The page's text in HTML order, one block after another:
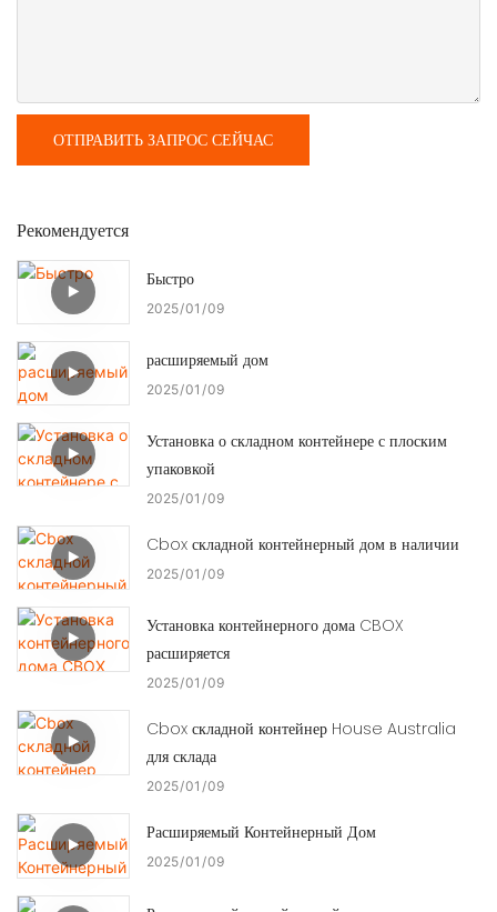
ОТПРАВИТЬ ЗАПРОС СЕЙЧАС
Рекомендуется
Быстро
2025 01 09
расширяемый дом
2025 01 09
Установка о складном контейнере с плоским
упаковкой
2025 01 09
Cbox складной контейнерный дом в наличии
2025 01 09
Установка контейнерного дома CBOX
расширяется
2025 01 09
Cbox складной контейнер House Australia
для склада
2025 01 09
Расширяемый Контейнерный Дом
2025 01 09